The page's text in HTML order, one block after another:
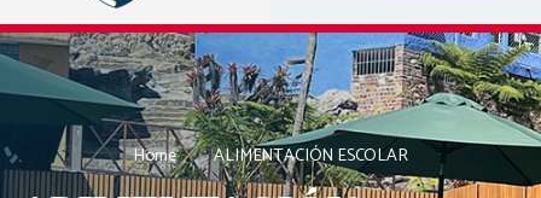
Home ALIMENTACIÓN ESCOLAR